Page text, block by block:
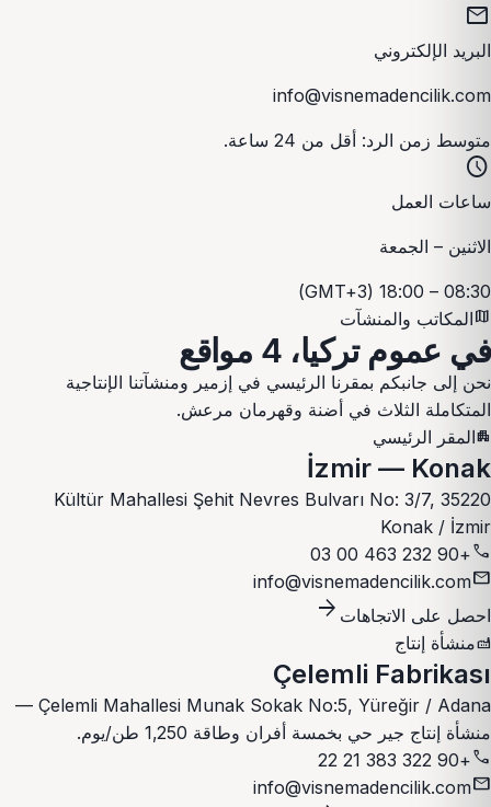
mail
البريد الإلكتروني
info@visnemadencilik.com
متوسط زمن الرد: أقل من 24 ساعة.
schedule
ساعات العمل
الاثنين – الجمعة
08:30 – 18:00 (GMT+3)
mapالمكاتب والمنشآت
في عموم تركيا، 4 مواقع
نحن إلى جانبكم بمقرنا الرئيسي في إزمير ومنشآتنا الإنتاجية
المتكاملة الثلاث في أضنة وقهرمان مرعش.
apartmentالمقر الرئيسي
İzmir — Konak
Kültür Mahallesi Şehit Nevres Bulvarı No: 3/7, 35220
Konak / İzmir
call
+90 232 463 00 03
mail
info@visnemadencilik.com
احصل على الاتجاهات arrow_forward
factoryمنشأة إنتاج
Çelemli Fabrikası
Çelemli Mahallesi Munak Sokak No:5, Yüreğir / Adana —
منشأة إنتاج جير حي بخمسة أفران وطاقة 1,250 طن/يوم.
call
+90 322 383 21 22
mail
info@visnemadencilik.com